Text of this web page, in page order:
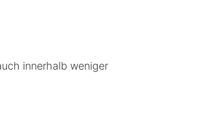
innerhalb weniger